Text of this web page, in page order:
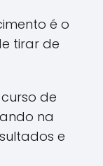
é o
tirar de
de
na
e